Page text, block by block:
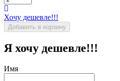
Хочу дешевле!!!
Я хочу дешевле!!!
Имя